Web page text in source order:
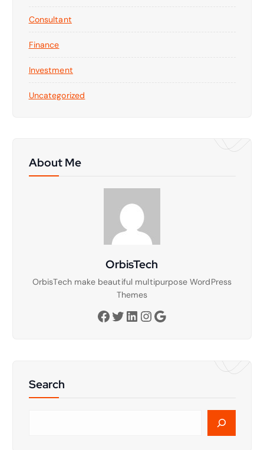
Consultant
Finance
Investment
Uncategorized
About Me
OrbisTech
OrbisTech make beautiful multipurpose WordPress
Themes
Facebook Twitter LinkedIn InstagramGoogle
Search